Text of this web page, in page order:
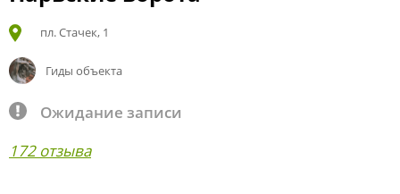
пл. Стачек, 1
Гиды объекта
Ожидание записи
172 отзыва